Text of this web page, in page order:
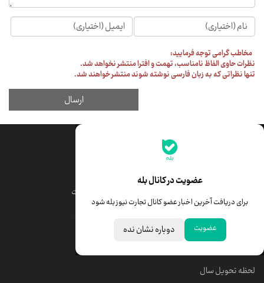
عضویت در کانال بله
برای دریافت آخرین اخبار عضو کانال تجارت نیوز بله شود
عضویت دوباره نشان نده
جدیدترین قیمت‌ها
قیمت درهم امارات
خبرهای مهم
لحظه تحویل سال